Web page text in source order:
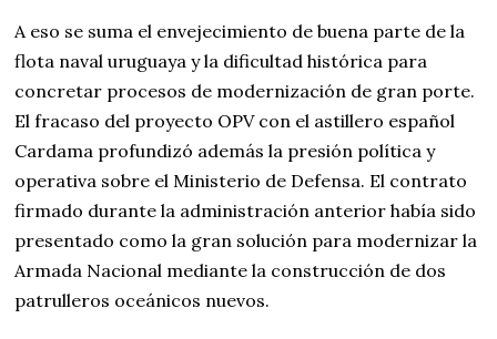
A eso se suma el envejecimiento de buena parte de la
flota naval uruguaya y la dificultad histórica para
concretar procesos de modernización de gran porte.
El fracaso del proyecto OPV con el astillero español
Cardama profundizó además la presión política y
operativa sobre el Ministerio de Defensa. El contrato
firmado durante la administración anterior había sido
presentado como la gran solución para modernizar la
Armada Nacional mediante la construcción de dos
patrulleros oceánicos nuevos.